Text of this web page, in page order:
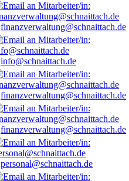
finanzverwaltung@schnaittach.de
info@schnaittach.de
finanzverwaltung@schnaittach.de
finanzverwaltung@schnaittach.de
personal@schnaittach.de